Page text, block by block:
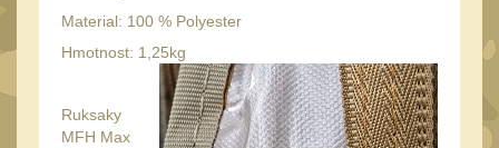
Raily, lišty, krytky66
Přední rukojeti50
Zadní rukojeti20
Mechanická mířidla30
Material: 100 % Polyester
Hmotnost: 1,25kg
Ruksaky
MFH Max